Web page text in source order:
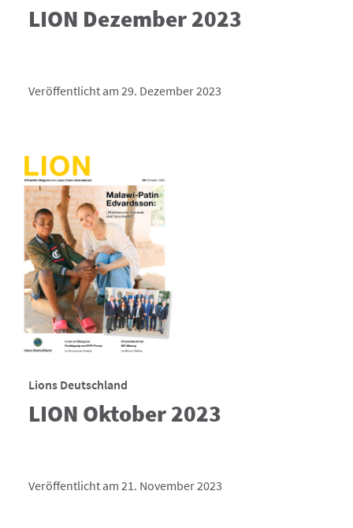
LION Dezember 2023
Veröffentlicht am 29. Dezember 2023
Lions Deutschland
LION Oktober 2023
Veröffentlicht am 21. November 2023